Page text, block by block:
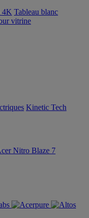
4K Tableau blanc
vitrine
Kinetic Tech
Nitro Blaze 7